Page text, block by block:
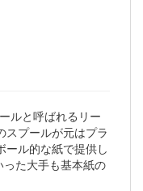
ルと呼ばれるリー
スプールが元はプラ
ール的な紙で提供し
った大手も基本紙の